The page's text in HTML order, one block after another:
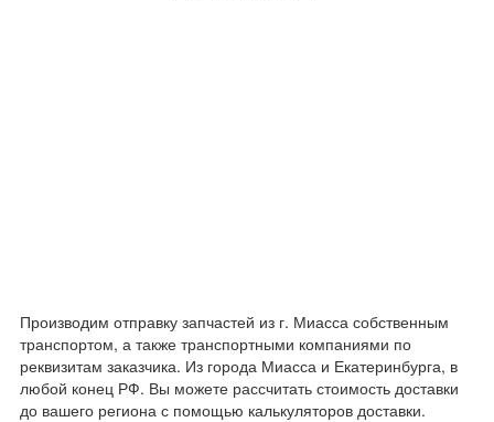
Производим отправку запчастей из г. Миасса собственным
транспортом, а также транспортными компаниями по
реквизитам заказчика. Из города Миасса и Екатеринбурга, в
любой конец РФ. Вы можете рассчитать стоимость доставки
до вашего региона с помощью калькуляторов доставки.